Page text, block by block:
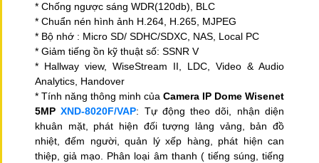
* Chống ngược sáng WDR(1 20db), BLC
* Chuẩn nén hình ảnh H.264, H.265, MJPEG
* Bộ nhớ : Micro SD/ SDHC/SDXC, NAS, Local PC
* Giảm tiếng ồn kỹ thuật số: SSNR V
* Hallway view, WiseStream II, LDC, Video & Audio
Analytics, Handover
* Tính năng thông minh của Camera IP Dome Wisenet
5MPXND-8020F/VAP: Tự động theo dõi, nhận diện
khuân mặt, phát hiện đối tượng lảng vảng, bản đồ
nhiệt, đếm người, quản lý xếp hàng, phát hiện can
thiệp, giả mạo. Phân loại âm thanh ( tiếng súng, tiếng